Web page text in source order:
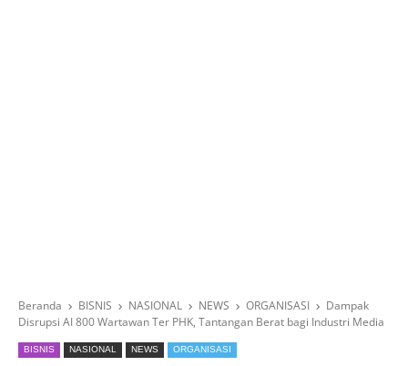
Beranda BISNIS NASIONAL NEWS ORGANISASI
Dampak
Disrupsi AI 800 Wartawan Ter PHK, Tantangan Berat bagi Industri Media
BISNIS NASIONAL NEWS ORGANISASI